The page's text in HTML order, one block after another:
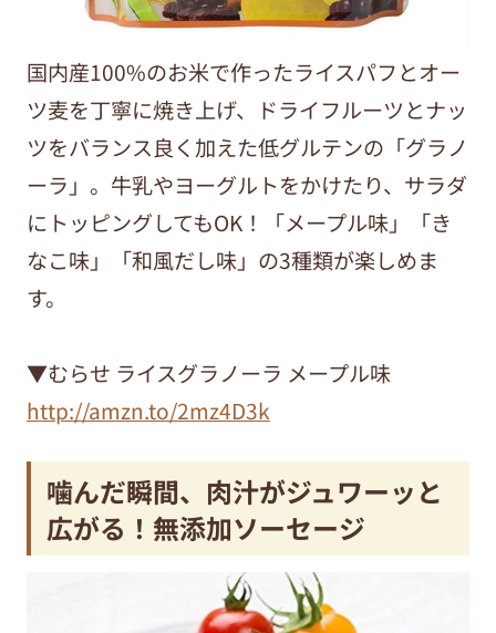
国内産100%のお米で作ったライスパフとオー
ツ麦を丁寧に焼き上げ、ドライフルーツとナッ
ツをバランス良く加えた低グルテンの「グラノ
ーラ」。牛乳やヨーグルトをかけたり、サラダ
にトッピングしてもOK！「メープル味」「き
なこ味」「和風だし味」の3種類が楽しめま
す。
▼むらせ ライスグラノーラ メープル味
http://amzn.to/2mz4D3k
噛んだ瞬間、肉汁がジュワーッと
広がる！無添加ソーセージ